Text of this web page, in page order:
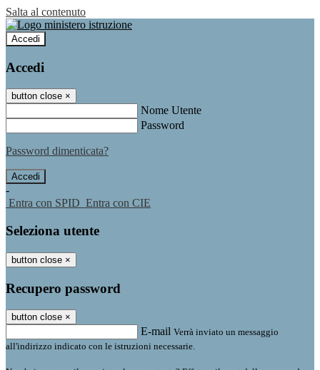
Salta al contenuto
Accedi
Accedi
button close ×
Nome Utente
Password
Password dimenticata?
-
Entra con SPID Entra con CIE
Seleziona utente
button close ×
Recupero password
button close ×
E-mail Verrà inviato un messaggio
all'indirizzo indicato con le istruzioni necessarie.